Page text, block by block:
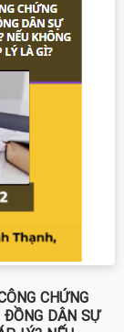
CHỨNG
ĐỒNG DÂN SỰ